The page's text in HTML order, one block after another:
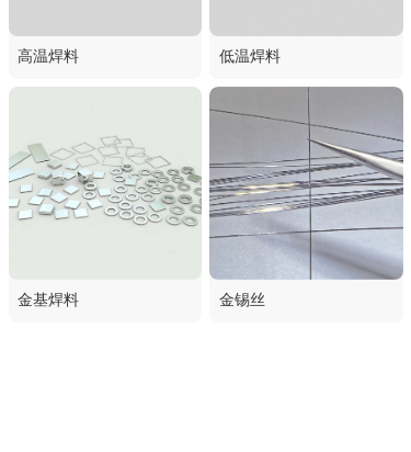
高温焊料 低温焊料
金基焊料 金锡丝